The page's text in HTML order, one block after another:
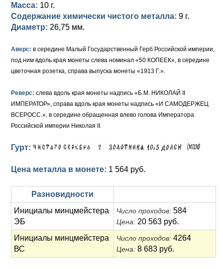
Русско-Польские
Памятные и донативные
Для Грузии
Медь
Серебро
Сибирские монеты
Таврические монеты
Елизавета I (1741-1762)
Серебро
Для Пруссии
Ливонезы
Анна Иоанновна (1730-1740)
Екатерина I (1725-1727)
Петр I (1682-1725)
Для Речи Посполитой
Масса: 10 г.
Содержание химически чистого металла: 9 г.
Диаметр: 26,75 мм.
Аверс: в середине Малый Государственный Герб Российской империи,
под ним вдоль края монеты слева номинал «50 КОПЕЕК», в середине
цветочная розетка, справа выпуска монеты «1913 Г.».
Реверс: слева вдоль края монеты надпись «Б.М. НИКОЛАЙ II
ИМПЕРАТОР», справа вдоль края монеты надпись «И САМОДЕРЖЕЦ
ВСЕРОСС.», в середине обращенная влево голова Императора
Российской империи Николая II.
Гурт:
Цена металла в монете: 1 564 руб.
Разновидности
Инициалы минцмейстера
ЭБ
Число проходов: 584
Цена: 20 563 руб.
Инициалы минцмейстера
ВС
Число проходов: 4264
Цена: 8 683 руб.